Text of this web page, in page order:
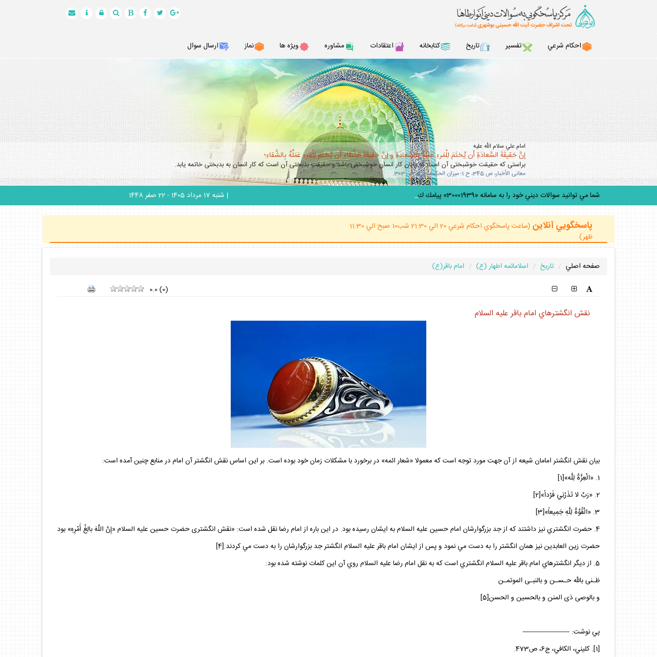
احكام شرعي تفسير تاريخ كتابخانه اعتقادات مشاوره ويژه ها نماز ارسال سوال
امام علي سلام الله عليه
إنَّ حَقيقَةَ السَّعادَةِ أن يُختَمَ لِلْمَرءِ عَمَلُهُ بِالسَّعادَةِ و إنَّ حَقيقَةَ الشَّقاءِ أن يُختَمَ لِلْمَرءِ عَمَلُهُ بِالشَّقاءِ؛
براستى كه حقيقت خوشبختى آن است كه پايان كار انسان خوشبختى باشد و حقيقت بدبختى آن است كه كار انسان به بدبختى خاتمه يابد.
معانى الأخبار، ص 345، ح 1؛ ميزان الحكمه، ج 5، ص 303.
شما مي توانيد سوالات ديني خود را به سامانه «30001939» پيامك كنيد. | شنبه 17 مرداد 1405 - 22 صفر 1448
پاسخگويي آنلاين
(ساعت پاسخگوي احكام شرعي 20 الي 21:30 شب10 صبح الي 11:30
ظهر)
صفحه اصلي تاريخ اسلامائمه اطهار (ع)
امام باقر(ع)
0.0(0)
نقش انگشترهاي امام باقر عليه السلام
بيان نقش انگشتر امامان شيعه از آن جهت مورد توجه است كه معمولا «شعار ائمه» در برخورد با مشكلات زمان خود بوده است. بر اين اساس نقش انگشتر آن امام در منابع چنين آمده است:
1. «الْعِزَّةُ لِلَّه»[1]
2. «رَبِّ‏ لا تَذَرْنِي فَرْداً»[2]
3. «الْقُوَّةُ لِلَّهِ‏ جَمِيعاً»[3]
4. حضرت انگشتري نيز داشتند كه از جد بزرگوارشان امام حسين عليه‌ السلام به ايشان رسيده بود. در اين باره از امام رضا نقل شده است: «نقش انگشترى حضرت حسين عليه السلام «إِنَّ اللَّهَ بالِغُ أَمْرِهِ» بود
حضرت زين العابدين نيز همان انگشتر را به دست مي ‌نمود و پس از ايشان امام باقر عليه السلام انگشتر جد بزرگوارشان را به دست مي كردند.[4]
5. از ديگر انگشترهاي امام باقر عليه السلام انگشتري است كه به نقل امام رضا عليه السلام روي آن اين كلمات نوشته شده بود:
ظـنى بالله حـسـن و بالنبـى الموتمـن‏
و بالوصى ذى المنن و بالحسين و الحسن‏[5]
پي نوشت: ------------------------
[1]. كليني، الكافي، ج6، ص473.